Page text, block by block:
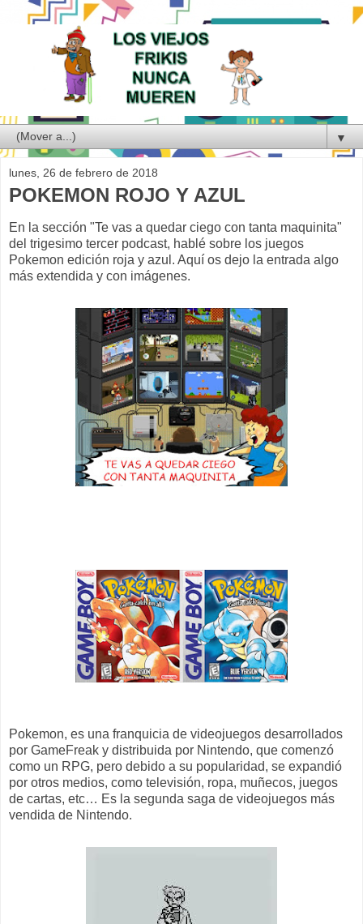
▼
lunes, 26 de febrero de 2018
POKEMON ROJO Y AZUL
En la sección "Te vas a quedar ciego con tanta maquinita"
del trigesimo tercer podcast, hablé sobre los juegos
Pokemon edición roja y azul. Aquí os dejo la entrada algo
más extendida y con imágenes.
Pokemon, es una franquicia de videojuegos desarrollados
por GameFreak y distribuida por Nintendo, que comenzó
como un RPG, pero debido a su popularidad, se expandió
por otros medios, como televisión, ropa, muñecos, juegos
de cartas, etc… Es la segunda saga de videojuegos más
vendida de Nintendo.